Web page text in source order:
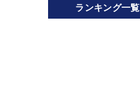
ランキング一覧